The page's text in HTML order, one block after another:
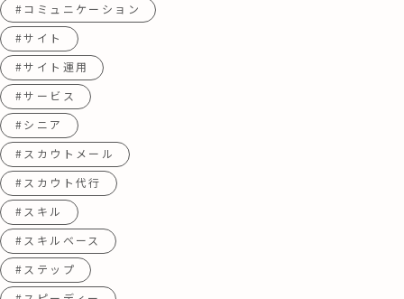
#コミュニケーション
#サイト
#サイト運用
#サービス
#シニア
#スカウトメール
#スカウト代行
#スキル
#スキルベース
#ステップ